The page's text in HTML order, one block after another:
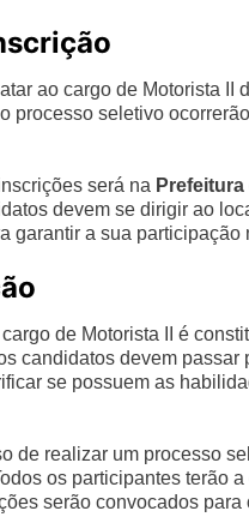
ao cargo de Motorista
processo seletivo
será na
devem se dirigir ao
garantir a sua participação
de Motorista II é
candidatos devem
se possuem as
de realizar um processo
os participantes terão
serão convocados